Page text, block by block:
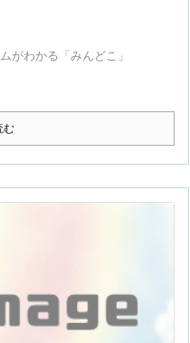
がわかる「みんどこ」
む